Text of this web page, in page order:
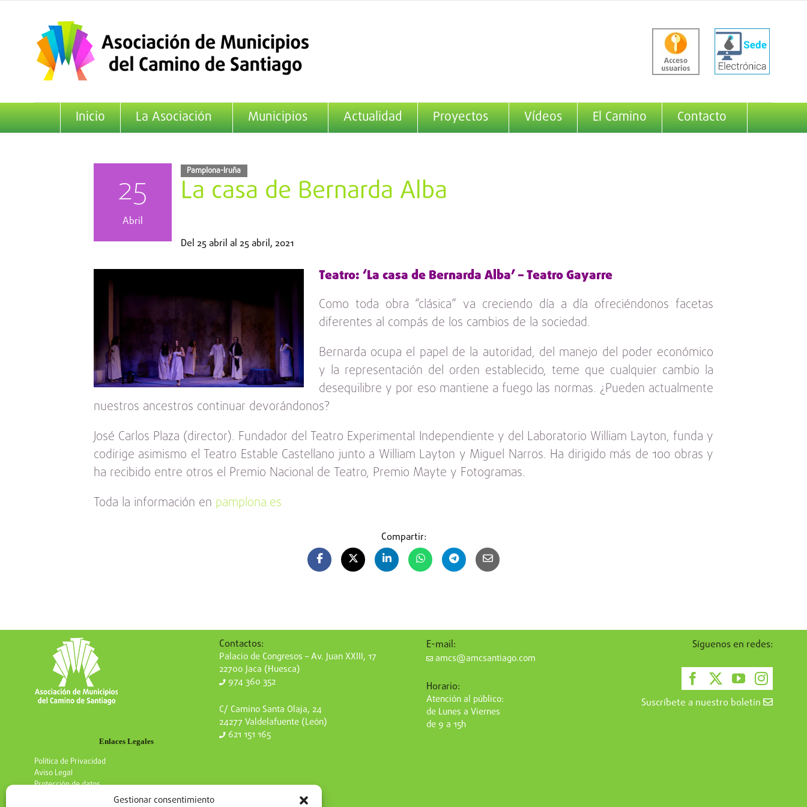
Gestionar consentimiento
contenido
Inicio La Asociación Municipios Actualidad Proyectos Vídeos El Camino Contacto
25
Abril
Pamplona-Iruña
La casa de Bernarda Alba
Del 25 abril al 25 abril, 2021
Teatro: ‘La casa de Bernarda Alba’ – Teatro Gayarre
Como toda obra “clásica” va creciendo día a día ofreciéndonos facetas
diferentes al compás de los cambios de la sociedad.
Bernarda ocupa el papel de la autoridad, del manejo del poder económico
y la representación del orden establecido, teme que cualquier cambio la
desequilibre y por eso mantiene a fuego las normas. ¿Pueden actualmente
nuestros ancestros continuar devorándonos?
José Carlos Plaza (director). Fundador del Teatro Experimental Independiente y del Laboratorio William Layton, funda y
codirige asimismo el Teatro Estable Castellano junto a William Layton y Miguel Narros. Ha dirigido más de 100 obras y
ha recibido entre otros el Premio Nacional de Teatro, Premio Mayte y Fotogramas.
Toda la información en pamplona.es
Compartir:
Enlaces Legales
Política de Privacidad
Aviso Legal
Protección de datos
Contactos:
Palacio de Congresos – Av. Juan XXIII, 17
22700 Jaca (Huesca)
974 360 352
C/ Camino Santa Olaja, 24
24277 Valdelafuente (León)
621 151 165
E-mail:
amcs@amcsantiago.com
Horario:
Atención al público:
de Lunes a Viernes
de 9 a 15h
Síguenos en redes:
Suscríbete a nuestro boletín